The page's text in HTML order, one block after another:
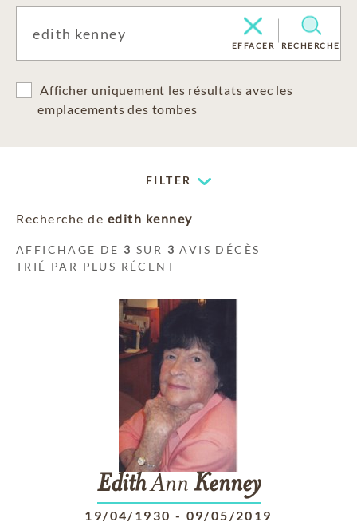
EFFACER RECHERCHE
Afficher uniquement les résultats avec les
emplacements des tombes
FILTER
Recherche de edith kenney
AFFICHAGE DE 3 SUR 3 AVIS DÉCÈS
TRIÉ PAR PLUS RÉCENT
EdithAnn Kenney
19/04/1930 - 09/05/2019